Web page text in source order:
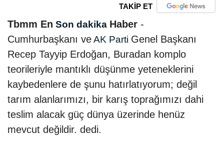
TAKİP ET
Tbmm En Son dakika Haber -
Cumhurbaşkanı veAK Parti Genel Başkanı
Recep Tayyip Erdoğan, Buradan komplo
teorileriyle mantıklı düşünme yeteneklerini
kaybedenlere de şunu hatırlatıyorum; değil
tarım alanlarımızı, bir karış toprağımızı dahi
teslim alacak güç dünya üzerinde henüz
mevcut değildir. dedi.